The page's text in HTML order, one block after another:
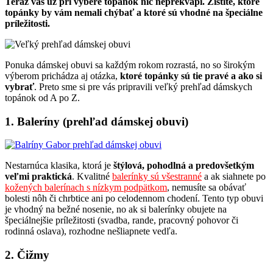
topánky by vám nemali chýbať a ktoré sú vhodné na špeciálne
príležitosti.
Ponuka dámskej obuvi sa každým rokom rozrastá, no so širokým
výberom prichádza aj otázka, ktoré topánky sú tie pravé a ako si
vybrať. Preto sme si pre vás pripravili veľký prehľad dámskych
topánok od A po Z.
1. Baleríny (prehľad dámskej obuvi)
Nestarnúca klasika, ktorá je štýlová, pohodlná a predovšetkým
veľmi praktická. Kvalitné balerínky sú všestranné a ak siahnete po
kožených balerínach s nízkym podpätkom, nemusíte sa obávať
bolesti nôh či chrbtice ani po celodennom chodení. Tento typ obuvi
je vhodný na bežné nosenie, no ak si balerínky obujete na
špeciálnejšie príležitosti (svadba, rande, pracovný pohovor či
rodinná oslava), rozhodne nešliapnete vedľa.
2. Čižmy